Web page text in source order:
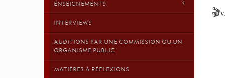
ENSEIGNEMENTS
INTERVIEWS
AUDITIONS PAR UNE COMMISSION OU UN
ORGANISME PUBLIC
MATIÈRES À RÉFLEXIONS
🎬